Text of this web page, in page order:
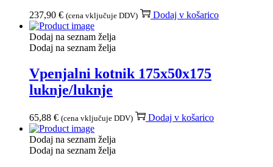
237,90 € (cena vključuje DDV) Dodaj v košarico
Dodaj na seznam želja
Dodaj na seznam želja
Vpenjalni kotnik 175x50x175
luknje/luknje
65,88 € (cena vključuje DDV) Dodaj v košarico
Dodaj na seznam želja
Dodaj na seznam želja